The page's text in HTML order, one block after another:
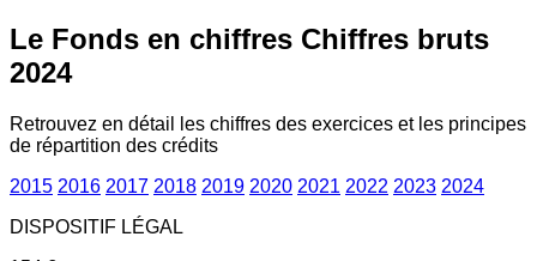
Le Fonds en chiffres Chiffres bruts
2024
Retrouvez en détail les chiffres des exercices et les principes
de répartition des crédits
2015 2016 2017 2018 2019 2020 2021 2022 2023 2024
DISPOSITIF LÉGAL